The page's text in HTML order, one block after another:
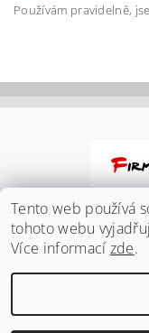
Vložením
ochrany osobních
Používám pravidelně,
2026 ©
Tento web používá
tohoto webu
Více informací zde.